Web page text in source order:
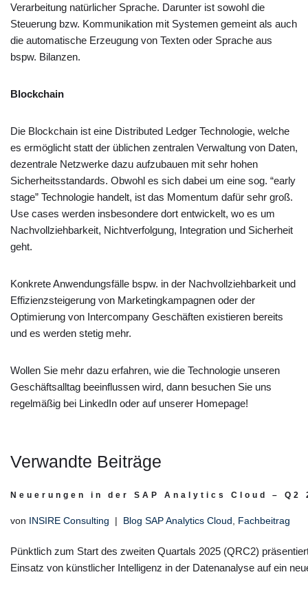
Verarbeitung natürlicher Sprache. Darunter ist sowohl die
Steuerung bzw. Kommunikation mit Systemen gemeint als auch
die automatische Erzeugung von Texten oder Sprache aus
bspw. Bilanzen.
Blockchain
Die Blockchain ist eine Distributed Ledger Technologie, welche
es ermöglicht statt der üblichen zentralen Verwaltung von Daten,
dezentrale Netzwerke dazu aufzubauen mit sehr hohen
Sicherheitsstandards. Obwohl es sich dabei um eine sog. “early
stage” Technologie handelt, ist das Momentum dafür sehr groß.
Use cases werden insbesondere dort entwickelt, wo es um
Nachvollziehbarkeit, Nichtverfolgung, Integration und Sicherheit
geht.
Konkrete Anwendungsfälle bspw. in der Nachvollziehbarkeit und
Effizienzsteigerung von Marketingkampagnen oder der
Optimierung von Intercompany Geschäften existieren bereits
und es werden stetig mehr.
Wollen Sie mehr dazu erfahren, wie die Technologie unseren
Geschäftsalltag beeinflussen wird, dann besuchen Sie uns
regelmäßig bei LinkedIn oder auf unserer Homepage!
Verwandte Beiträge
Neuerungen in der SAP Analytics Cloud – Q2
von INSIRE Consulting Blog SAP Analytics Cloud Fachbeitrag
Pünktlich zum Start des zweiten Quartals 2025 (QRC2)
Einsatz von künstlicher Intelligenz in der Datenanalyse auf ein